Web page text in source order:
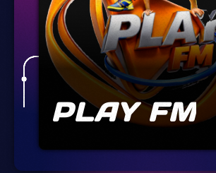
PLAY FM